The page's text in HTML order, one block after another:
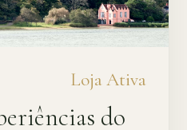
Loja Ativa
do